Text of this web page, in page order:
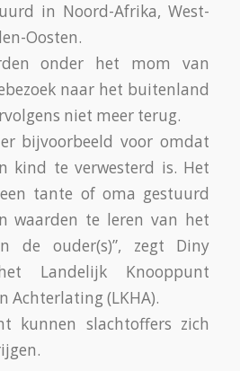
in Noord-Afrika, West-
Oosten.
onder het mom van
naar het buitenland
niet meer terug.
bijvoorbeeld voor omdat
kind te verwesterd is. Het
tante of oma gestuurd
waarden te leren van het
de ouder(s)”, zegt Diny
Landelijk Knooppunt
Achterlating (LKHA).
kunnen slachtoffers zich